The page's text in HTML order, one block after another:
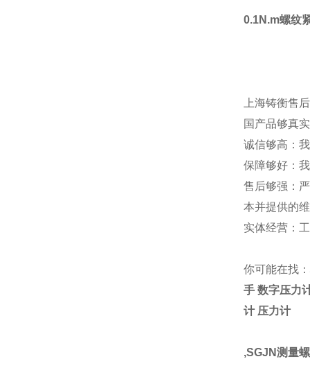
0.1N.m螺纹
上海铸衡售
国产品够真
诚信够高：
保障够好：
售后够强：
本并提供的
实体经营：
你可能在找：
手 数字压力
计 压力计
,SGJN测量